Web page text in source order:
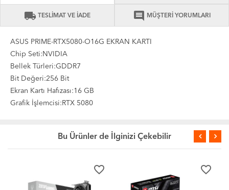
local_shipping TESLİMAT VE İADE comment MÜŞTERİ YORUMLARI
ASUS PRIME-RTX5080-O16G EKRAN KARTI
Chip Seti:NVIDIA
Bellek Türleri:GDDR7
Bit Değeri:256 Bit
Ekran Kartı Hafızası:16 GB
Grafik İşlemcisi:RTX 5080
Bu Ürünler de İlginizi Çekebilir